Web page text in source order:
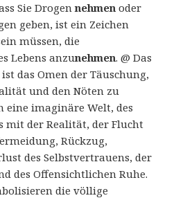
Sie Drogennehmen oder
geben, ist ein Zeichen
müssen, die
Lebens anzunehmen. @ Das
das Omen der Täuschung,
und den Nöten zu
eine imaginäre Welt, des
mit der Realität, der Flucht
Rückzug,
des Selbstvertrauens, der
des Offensichtlichen Ruhe.
die völlige